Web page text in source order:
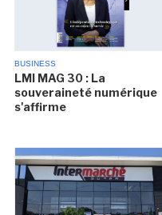
BUSINESS
LMI MAG 30 : La
souveraineté numérique
s'affirme